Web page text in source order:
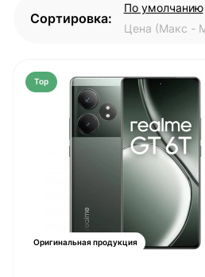
Сортировка:
По умолчанию
Цена (Макс -
Top
Оригинальная продукция